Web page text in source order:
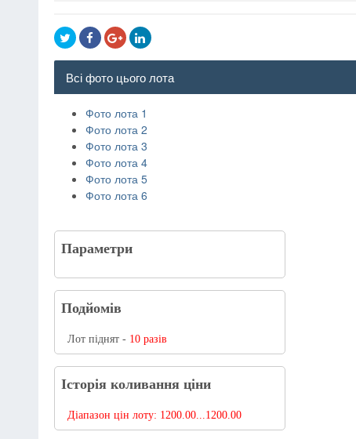
Всі фото цього лота
Фото лота 1
Фото лота 2
Фото лота 3
Фото лота 4
Фото лота 5
Фото лота 6
Параметри
Подйомів
Лот піднят - 10 разів
Історія коливання ціни
Діапазон цін лоту: 1200.00...1200.00